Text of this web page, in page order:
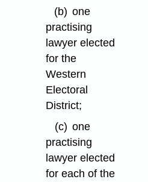
(b) one
practising
lawyer elected
for the
Western
Electoral
District;
(c) one
practising
lawyer elected
for each of the